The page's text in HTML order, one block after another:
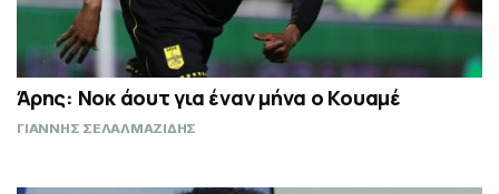
Άρης: Νοκ άουτ για έναν μήνα ο Κουαμέ
ΓΙΑΝΝΗΣ ΣΕΛΑΛΜΑΖΙΔΗΣ